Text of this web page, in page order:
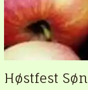
Høstfest